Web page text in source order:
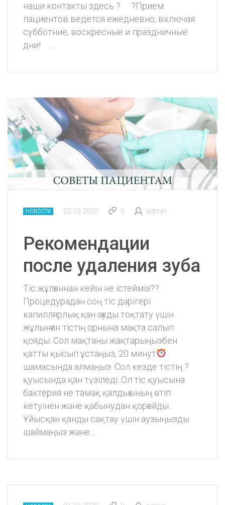
наши контакты здесь ? ⠀ ?Прием
пациентов ведётся ежедневно, включая
субботние, воскресные и праздничные
дни! ⠀…
НОВОСТИ 02.10.2020 0 admin
Рекомендации
после удаления зуба
Тіс жұлғаннан кейін не істейміз??
Процедурадан соң тіс дәрігері
капиллярлық қан ағуды тоқтату үшін
жұлынған тістің орнына мақта салып
қояды. Сол мақтаны жақтарыңызбен
қатты қысып ұстаңыз, 20 минут
шамасында алмаңыз. Сол кезде тістің ?
қуысында қан түзіледі. Ол тіс қуысына
бактерия не тамақ қалдығының өтіп
кетуінен және қабынудан қорғайды.
Ұйысқан қанды сақтау үшін аузыңызды
шаймаңыз және…